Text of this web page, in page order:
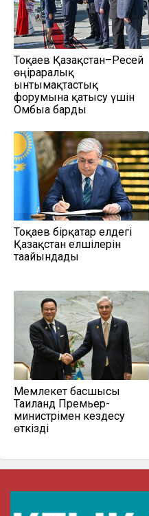
Тоқаев Қазақстан–Ресей
өңіраралық
ынтымақтастық
форумына қатысу үшін
Омбыға барды
Тоқаев бірқатар елдегі
Қазақстан елшілерін
тағайындады
Мемлекет басшысы
Таиланд Премьер-
министрімен кездесу
өткізді